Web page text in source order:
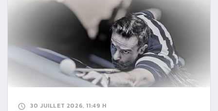
30 JUILLET 2026, 11:49 H